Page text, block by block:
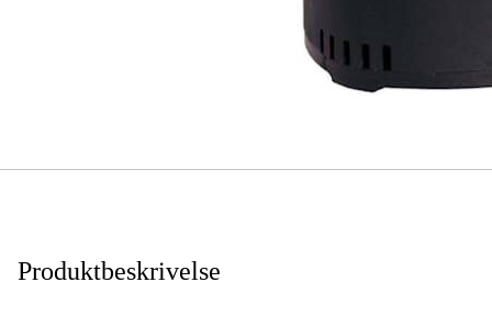
Produktbeskrivelse